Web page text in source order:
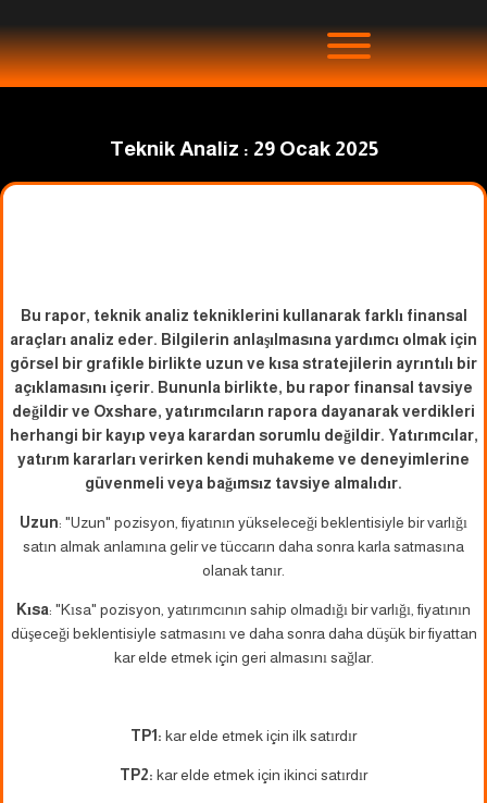
Teknik Analiz : 29 Ocak 2025
Bu rapor, teknik analiz tekniklerini kullanarak farklı finansal
araçları analiz eder. Bilgilerin anlaşılmasına yardımcı olmak için
görsel bir grafikle birlikte uzun ve kısa stratejilerin ayrıntılı bir
açıklamasını içerir. Bununla birlikte, bu rapor finansal tavsiye
değildir ve Oxshare, yatırımcıların rapora dayanarak verdikleri
herhangi bir kayıp veya karardan sorumlu değildir. Yatırımcılar,
yatırım kararları verirken kendi muhakeme ve deneyimlerine
güvenmeli veya bağımsız tavsiye almalıdır.
Uzun: "Uzun" pozisyon, fiyatının yükseleceği beklentisiyle bir varlığı
satın almak anlamına gelir ve tüccarın daha sonra karla satmasına
olanak tanır.
Kısa: "Kısa" pozisyon, yatırımcının sahip olmadığı bir varlığı, fiyatının
düşeceği beklentisiyle satmasını ve daha sonra daha düşük bir fiyattan
kar elde etmek için geri almasını sağlar.
TP1: kar elde etmek için ilk satırdır
TP2: kar elde etmek için ikinci satırdır